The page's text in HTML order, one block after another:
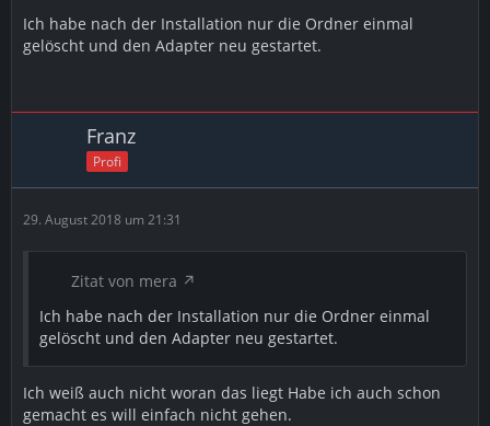
Ich habe nach der Installation nur die Ordner einmal
gelöscht und den Adapter neu gestartet.
Franz
Profi
29. August 2018 um 21:31
Zitat von mera
Ich habe nach der Installation nur die Ordner einmal
gelöscht und den Adapter neu gestartet.
Ich weiß auch nicht woran das liegt Habe ich auch schon
gemacht es will einfach nicht gehen.